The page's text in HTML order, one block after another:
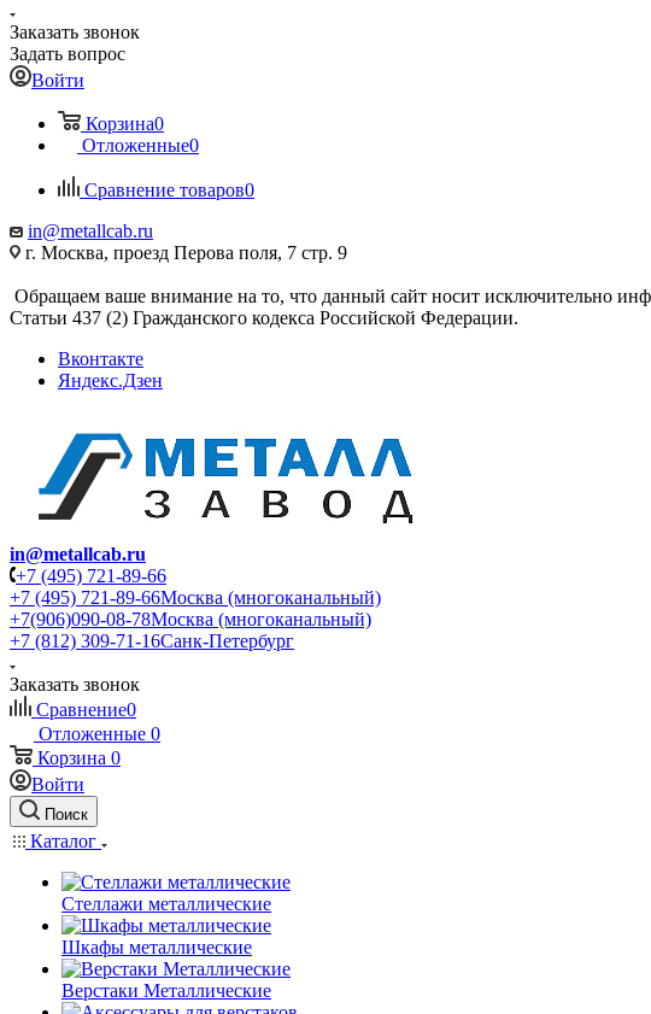
Заказать звонок
Задать вопрос
Войти
Корзина0
Отложенные0
Сравнение товаров0
in@metallcab.ru
г. Москва, проезд Перова поля, 7 стр. 9
Обращаем ваше внимание на то, что данный сайт носит исключительно
Статьи 437 (2) Гражданского кодекса Российской Федерации.
Вконтакте
Яндекс.Дзен
in@metallcab.ru
+7 (495) 721-89-66
+7 (495) 721-89-66Москва (многоканальный)
+7(906)090-08-78Москва (многоканальный)
+7 (812) 309-71-16Санк-Петербург
Заказать звонок
Сравнение0
Отложенные 0
Корзина 0
Войти
Поиск
Каталог
Стеллажи металлические
Шкафы металлические
Верстаки Металлические